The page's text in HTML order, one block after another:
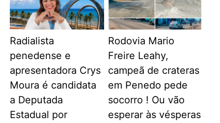
Radialista
penedense e
apresentadora Crys
Moura é candidata
a Deputada
Estadual por
Rodovia Mario
Freire Leahy,
campeã de crateras
em Penedo pede
socorro ! Ou vão
esperar às vésperas